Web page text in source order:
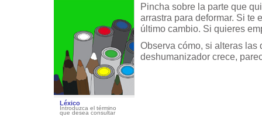
Léxico
Introduzca el término
que desea consultar
Pincha sobre la parte que
arrastra para deformar. Si te
último cambio. Si quieres
Observa cómo, si alteras
deshumanizador crece,